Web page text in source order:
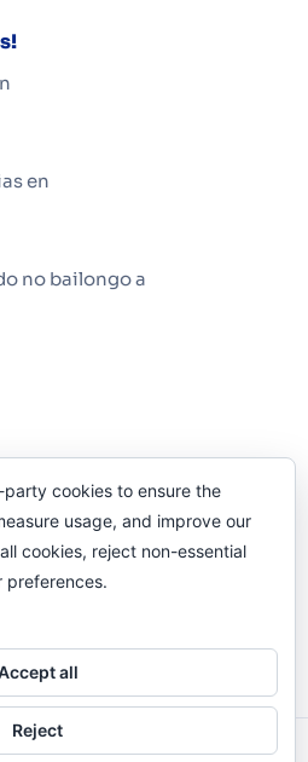
en
no bailongo a
puede tener teléfono, que
cookies to ensure the
usage, and improve our
cookies, reject non-essential
preferences.
all
Reject